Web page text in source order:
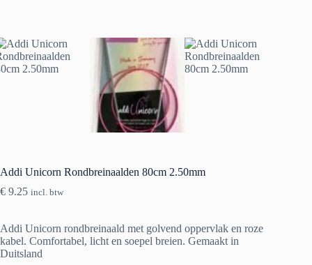
Addi Unicorn Rondbreinaalden 80cm 2.50mm
€ 9.25 incl. btw
Addi Unicorn rondbreinaald met golvend oppervlak en roze
kabel. Comfortabel, licht en soepel breien. Gemaakt in
Duitsland